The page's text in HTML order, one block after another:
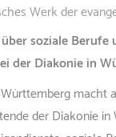
Werk der
soziale
der Diakonie in
macht
der Diakonie